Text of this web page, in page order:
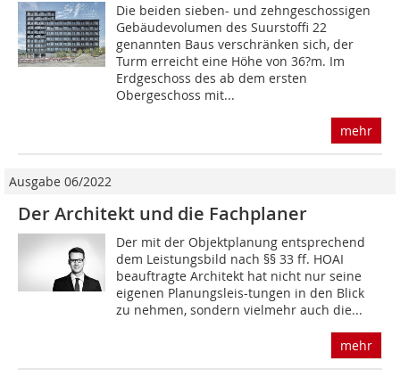
Die beiden sieben- und zehngeschossigen
Gebäudevolumen des Suurstoffi 22
genannten Baus verschränken sich, der
Turm erreicht eine Höhe von 36?m. Im
Erdgeschoss des ab dem ers­ten
Obergeschoss mit...
mehr
Ausgabe 06/2022
Der Architekt und die Fachplaner
Der mit der Objektplanung entsprechend
dem Leistungsbild nach §§ 33 ff. HOAI
beauftragte Architekt hat nicht nur seine
eigenen Planungsleis-tungen in den Blick
zu nehmen, sondern vielmehr auch die...
mehr